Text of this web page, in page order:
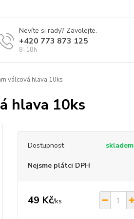
Nevíte si rady? Zavolejte.
+420 773 873 125
8-18h
válcová hlava 10ks
hlava 10ks
Dostupnost skladem
Nejsme plátci DPH
49 Kč/ks